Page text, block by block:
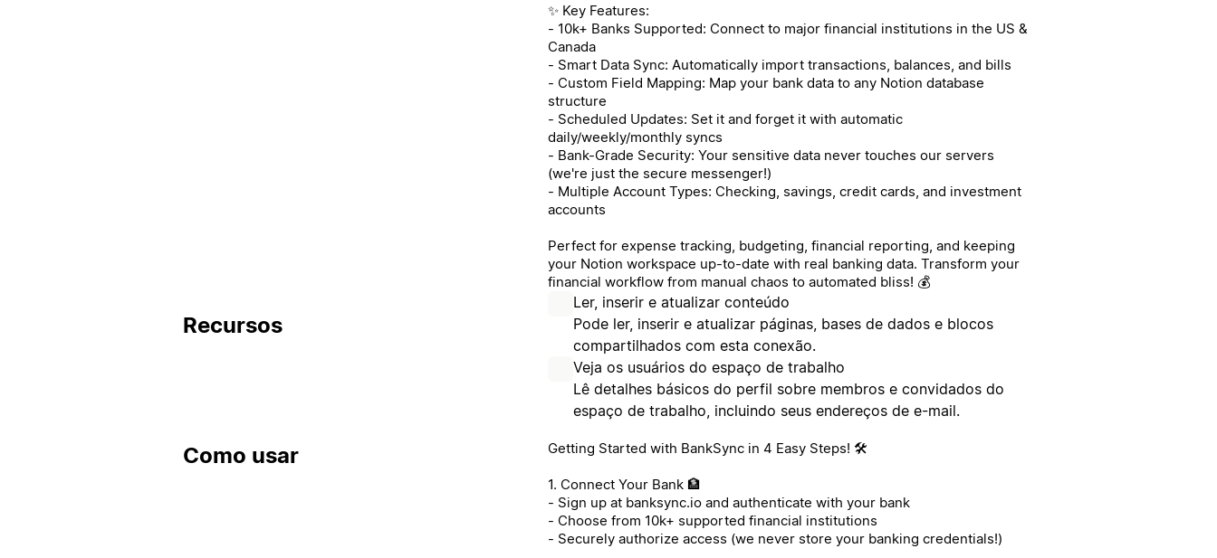
✨ Key Features:
- 10k+ Banks Supported: Connect to major financial institutions in the US &
Canada
- Smart Data Sync: Automatically import transactions, balances, and bills
- Custom Field Mapping: Map your bank data to any Notion database
structure
- Scheduled Updates: Set it and forget it with automatic
daily/weekly/monthly syncs
- Bank-Grade Security: Your sensitive data never touches our servers
(we're just the secure messenger!)
- Multiple Account Types: Checking, savings, credit cards, and investment
accounts
Perfect for expense tracking, budgeting, financial reporting, and keeping
your Notion workspace up-to-date with real banking data. Transform your
financial workflow from manual chaos to automated bliss! 💰
Recursos
Ler, inserir e atualizar conteúdo
Pode ler, inserir e atualizar páginas, bases de dados e blocos
compartilhados com esta conexão.
Veja os usuários do espaço de trabalho
Lê detalhes básicos do perfil sobre membros e convidados do
espaço de trabalho, incluindo seus endereços de e-mail.
Como usar Getting Started with BankSync in 4 Easy Steps! 🛠️
1. Connect Your Bank 🏦
- Sign up at banksync.io and authenticate with your bank
- Choose from 10k+ supported financial institutions
- Securely authorize access (we never store your banking credentials!)